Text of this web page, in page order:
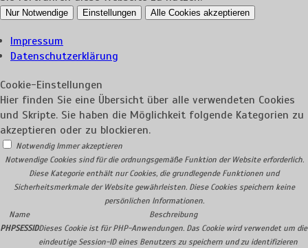
Nur Notwendige Einstellungen Alle Cookies akzeptieren
Impressum
Datenschutzerklärung
Cookie-Einstellungen
Hier finden Sie eine Übersicht über alle verwendeten Cookies
und Skripte. Sie haben die Möglichkeit folgende Kategorien zu
akzeptieren oder zu blockieren.
Notwendig Immer akzeptieren
Notwendige Cookies sind für die ordnungsgemäße Funktion der Website erforderlich.
Diese Kategorie enthält nur Cookies, die grundlegende Funktionen und
Sicherheitsmerkmale der Website gewährleisten. Diese Cookies speichern keine
persönlichen Informationen.
Name
Beschreibung
PHPSESSIDDieses Cookie ist für PHP-Anwendungen. Das Cookie wird verwendet um die
eindeutige Session-ID eines Benutzers zu speichern und zu identifizieren